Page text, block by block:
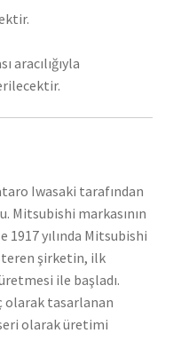
aracılığıyla
Iwasaki tarafından
Mitsubishi markasının
yılında Mitsubishi
şirketin, ilk
ile başladı.
olarak tasarlanan
olarak üretimi